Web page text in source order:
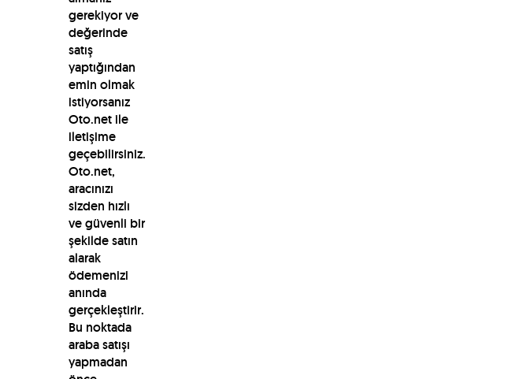
gerekiyor ve
değerinde
satış
yaptığından
emin olmak
istiyorsanız
Oto.net ile
iletişime
geçebilirsiniz.
Oto.net,
aracınızı
sizden hızlı
ve güvenli bir
şekilde satın
alarak
ödemenizi
anında
gerçekleştirir.
Bu noktada
araba satışı
yapmadan